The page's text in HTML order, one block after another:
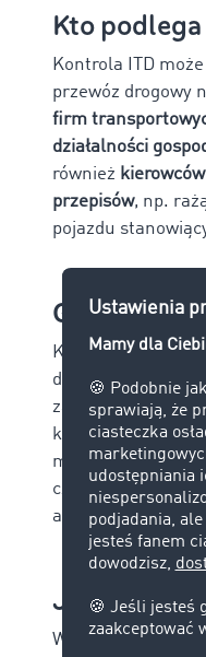
Kto
Kontrola ITD
przewóz drogowy
firm
działalności
również
przepisów, np.
pojazdu
Gdzie może
Kontrola ITD
drogowym
zatrzymania
kontrolnych lub
może odbywać
czasu pracy
administracyjnej
Jak
W przypadku